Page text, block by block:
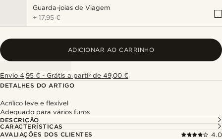
Guarda-joias de Viagem
+17,95 €
ADICIONAR AO CARRINHO
Envio 4,95 € - Grátis a partir de 49,00 €
DETALHES DO ARTIGO
Acrílico leve e flexível
Adequado para vários furos
DESCRIÇÃO
CARACTERÍSTICAS
AVALIAÇÕES DOS CLIENTES
4.0